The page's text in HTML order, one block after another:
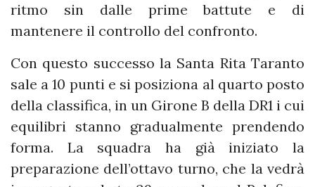
ritmo sin dalle prime battute e di
mantenere il controllo del confronto.
Con questo successo la Santa Rita Taranto
sale a 10 punti e si posiziona al quarto posto
della classifica, in un Girone B della DR1 i cui
equilibri stanno gradualmente prendendo
forma. La squadra ha già iniziato la
preparazione dell’ottavo turno, che la vedrà